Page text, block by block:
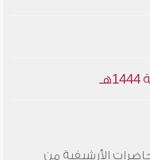
الأرشيفية من